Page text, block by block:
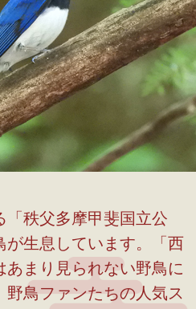
「秩父多摩甲斐国立公
が生息しています。「西
あまり見られない野鳥に
野鳥ファンたちの人気ス